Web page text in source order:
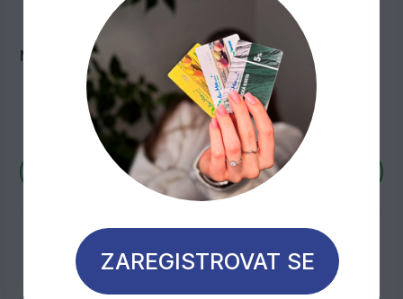
MEX Classic, nerezová ocel C1
Skladem 5 546 bal
442,61Kč / bal
Více variant
ZAREGISTROVAT SE